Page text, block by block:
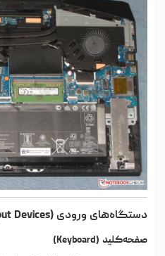
دستگاه‌های ورودی (Input Devices)
صفحه‌کلید (Keyboard)